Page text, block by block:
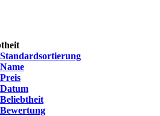
Standardsortierung
Name
Preis
Datum
Beliebtheit
Bewertung